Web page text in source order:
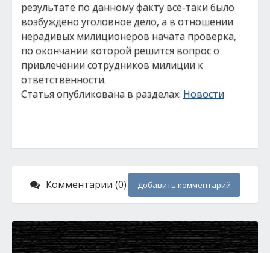
результате по данному факту всё-таки было
возбуждено уголовное дело, а в отношении
нерадивых милиционеров начата проверка,
по окончании которой решится вопрос о
привлечении сотрудников милиции к
ответственности.
Статья опубликована в разделах: Новости
Комментарии (0) Добавить комментарий